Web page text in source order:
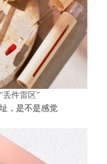
丢件雷区”
，是不是感觉